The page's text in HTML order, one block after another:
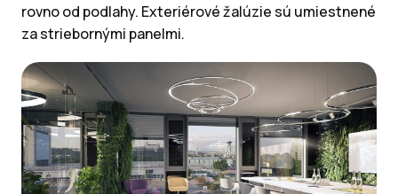
rovno od podlahy. Exteriérové žalúzie sú umiestnené
za striebornými panelmi.